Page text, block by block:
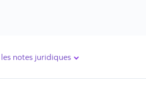
notes juridiques